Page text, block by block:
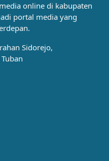
online di kabupaten
portal media yang
Sidorejo,